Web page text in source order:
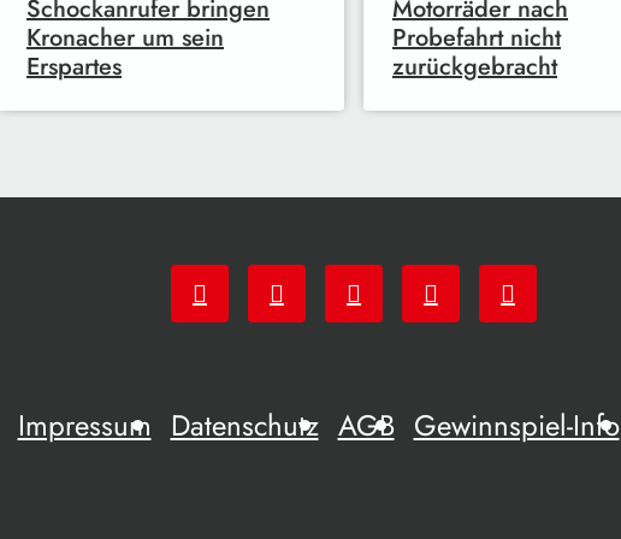
Schockanrufer bringen
Kronacher um sein
Erspartes
Motorräder nach
Probefahrt nicht
zurückgebracht
Impressum Datenschutz AGB Gewinnspiel-Info